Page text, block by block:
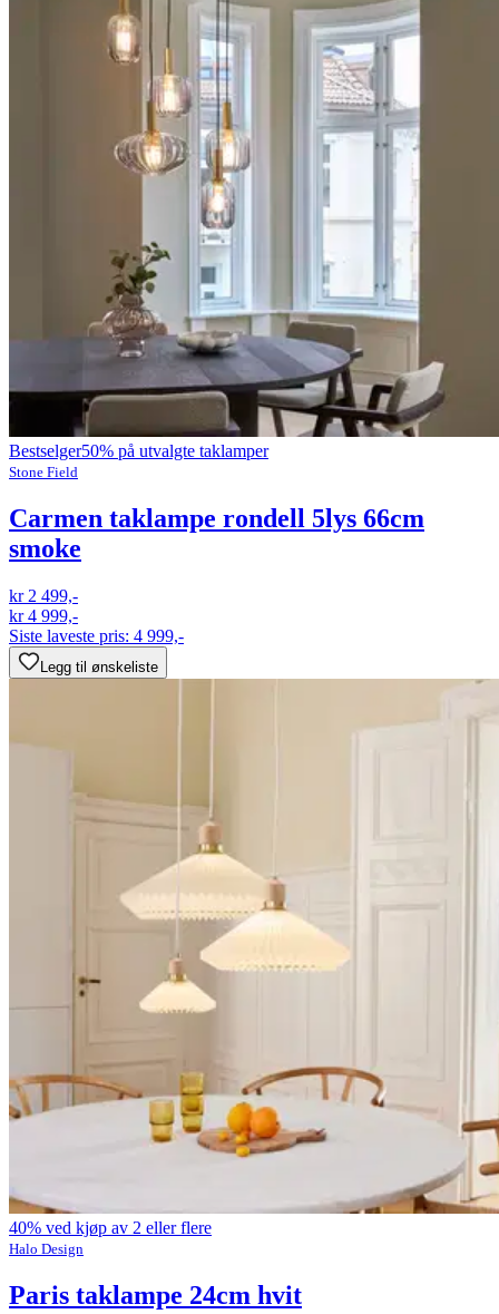
Bestselger50% på utvalgte taklamper
Stone Field
Carmen taklampe rondell 5lys 66cm
smoke
kr 2 499,-
kr 4 999,-
Siste laveste pris: 4 999,-
Legg til ønskeliste
40% ved kjøp av 2 eller flere
Halo Design
Paris taklampe 24cm hvit